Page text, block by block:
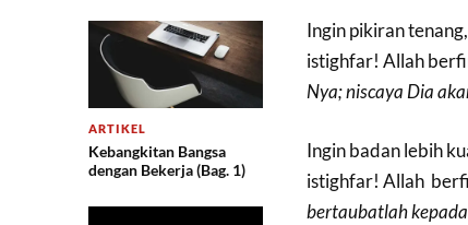
ARTIKEL
Kebangkitan Bangsa
dengan Bekerja (Bag. 1)
Ingin pikiran
istighfar! Allah
Nya;niscaya Dia
Ingin badan lebih
istighfar! Allah
bertaubatlah